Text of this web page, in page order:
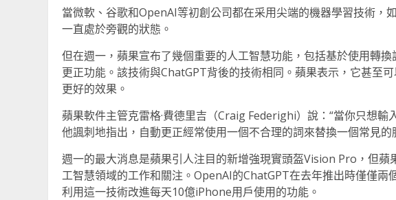
當微軟、谷歌和OpenAI等初創公司都在采用尖端的機器學習技術，
一直處於旁觀的狀態。
但在週一，蘋果宣布了幾個重要的人工智慧功能，包括基於使用轉
更正功能。該技術與ChatGPT背後的技術相同。蘋果表示，它甚至
更好的效果。
蘋果軟件主管克雷格·費德里吉（Craig Federighi）說：“當你只想
他諷刺地指出，自動更正經常使用一個不合理的詞來替換一個常見的
週一的最大消息是蘋果引人注目的新增強現實頭盔Vision Pro，但蘋
工智慧領域的工作和關注。OpenAI的ChatGPT在去年推出時僅僅兩
利用這一技術改進每天10億iPhone用戶使用的功能。